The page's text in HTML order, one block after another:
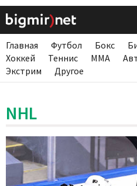
Главная Футбол Бокс
Хоккей
Теннис ММА
Экстрим
Другое
NHL